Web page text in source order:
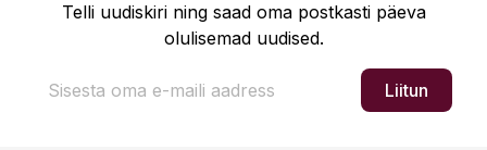
Telli uudiskiri ning saad oma postkasti päeva
olulisemad uudised.
Liitun